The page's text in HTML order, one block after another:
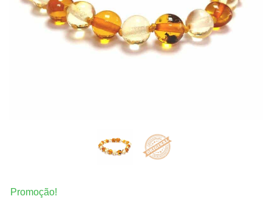
Promoção!